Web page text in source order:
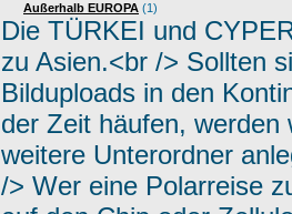
Außerhalb EUROPA (1)
Die TÜRKEI und
zu Asien.<br /> Sollten
Bilduploads in den
der Zeit häufen, werden
weitere Unterordner
/> Wer eine Polarreise